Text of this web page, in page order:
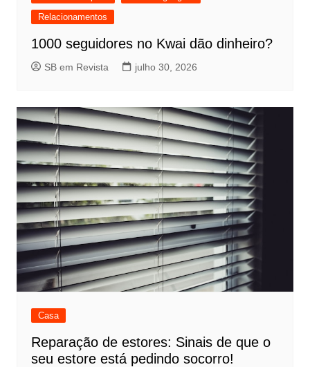
Relacionamentos
1000 seguidores no Kwai dão dinheiro?
SB em Revista julho 30, 2026
Casa
Reparação de estores: Sinais de que o
seu estore está pedindo socorro!